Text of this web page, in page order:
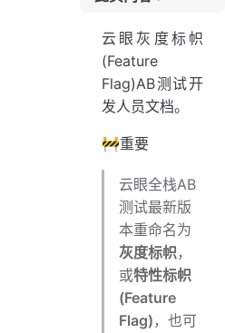
综述
支持的功能
开始使用
云眼灰度标帜
(Feature
Flag)AB测试开
发人员文档。
🚧重要
云眼全栈AB
测试最新版
本重命名为
灰度标帜，
或特性标帜
(Feature
Flag) ，也可